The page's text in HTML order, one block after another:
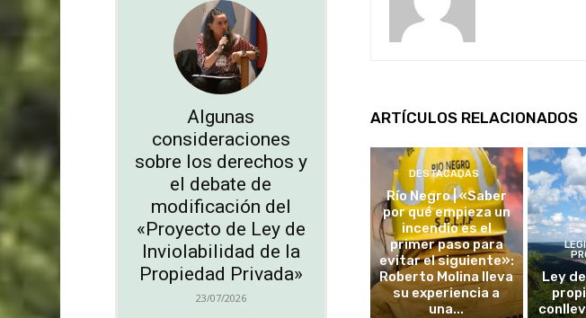
Algunas
consideraciones
sobre los derechos y
el debate de
modificación del
«Proyecto de Ley de
Inviolabilidad de la
Propiedad Privada»
23/07/2026
ARTÍCULOS RELACIONADOS
DESTACADAS
Río Negro | «Saber
por qué empieza un
incendio es el
primer paso para
evitar el siguiente»:
Roberto Molina lleva
su experiencia a
una...
Ley